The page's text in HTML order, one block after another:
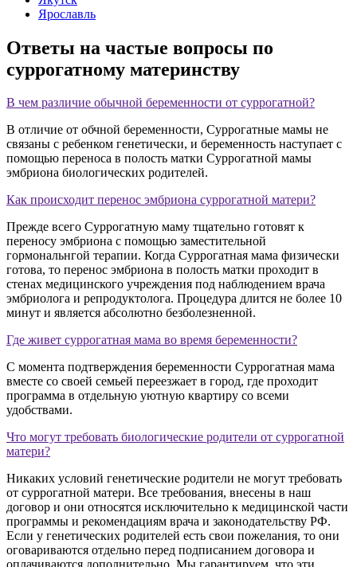
Ярославль
Ответы на частые вопросы по
суррогатному материнству
В чем различие обычной беременности от суррогатной?
В отличие от обчной беременности, Суррогатные мамы не
связаны с ребенком генетически, и беременность наступает с
помощью переноса в полость матки Суррогатной мамы
эмбриона биологических родителей.
Как происходит перенос эмбриона суррогатной матери?
Прежде всего Суррогатную маму тщательно готовят к
переносу эмбриона с помощью заместительной
гормональнгой терапии. Когда Суррогатная мама физически
готова, то перенос эмбриона в полость матки проходит в
стенах медицинского учреждения под наблюдением врача
эмбриолога и репродуктолога. Процедура длится не более 10
минут и является абсолютно безболезненной.
Где живет суррогатная мама во время беременности?
С момента подтверждения беременности Суррогатная мама
вместе со своей семьей переезжает в город, где проходит
программа в отдельную уютную квартиру со всеми
удобствами.
Что могут требовать биологические родители от суррогатной
матери?
Никаких условий генетические родители не могут требовать
от суррогатной матери. Все требования, внесены в наш
договор и они относятся исключительно к медицинской части
программы и рекомендациям врача и законодательству РФ.
Если у генетических родителей есть свои пожелания, то они
оговариваются отдельно перед подписанием договора и